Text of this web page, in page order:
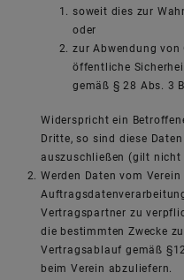
soweit dies zur
oder
zur Abwendung
öffentliche
gemäß § 28 Abs. 3
Widerspricht ein
Dritte, so sind diese
auszuschließen (gilt
Werden Daten vom
Vertragspartner zu
die bestimmten Zwecke
Vertragsablauf gemäß
beim Verein abzuliefern.